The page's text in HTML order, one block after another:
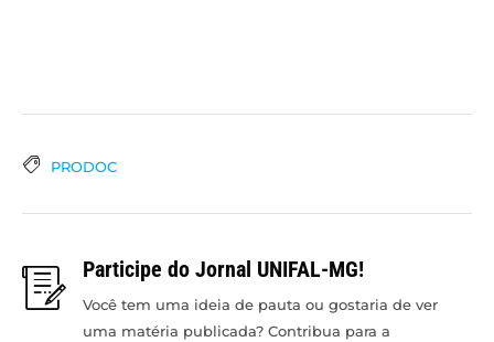
PRODOC
Participe do Jornal UNIFAL-MG!
Você tem uma ideia de pauta ou gostaria de ver
uma matéria publicada? Contribua para a